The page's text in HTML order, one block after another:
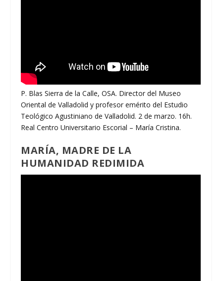
P. Blas Sierra de la Calle, OSA. Director del Museo
Oriental de Valladolid y profesor emérito del Estudio
Teológico Agustiniano de Valladolid. 2 de marzo. 16h.
Real Centro Universitario Escorial – María Cristina.
MARÍA, MADRE DE LA
HUMANIDAD REDIMIDA